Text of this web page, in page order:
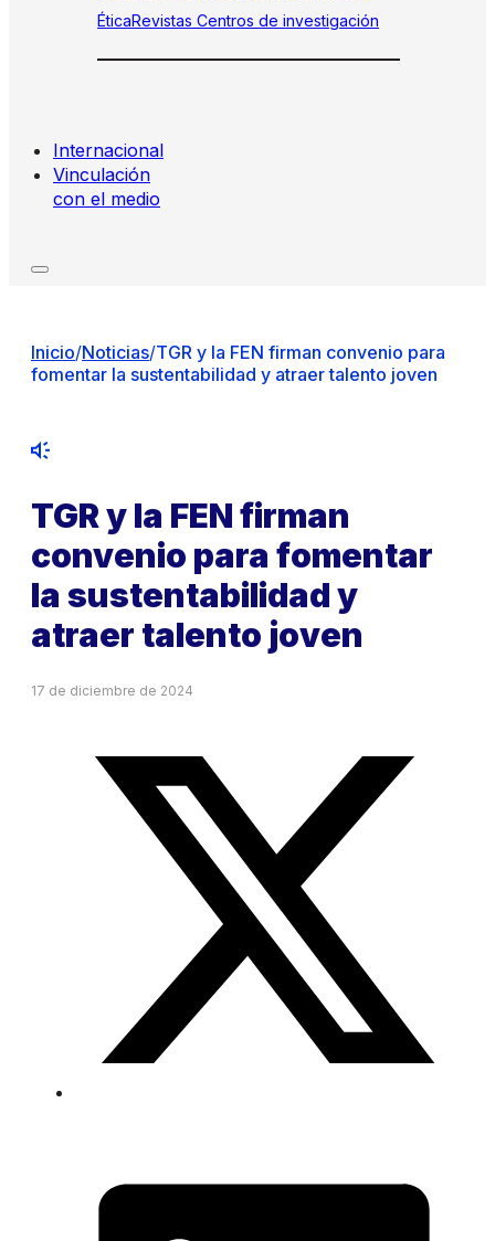
ÉticaRevistas Centros de investigación
Internacional
Vinculación
con el medio
Inicio/Noticias/TGR y la FEN firman convenio para
fomentar la sustentabilidad y atraer talento joven
TGR y la FEN firman
convenio para fomentar
la sustentabilidad y
atraer talento joven
17 de diciembre de 2024